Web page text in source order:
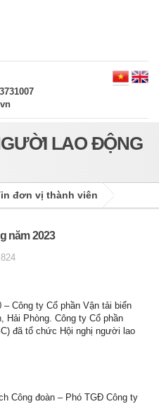
LAO ĐỘNG
đơn vị thành viên
năm 2023
– Công ty Cổ phần Vận tải biển
Hải Phòng. Công ty Cổ phần
đã tổ chức Hội nghị người lao
Công đoàn – Phó TGĐ Công ty